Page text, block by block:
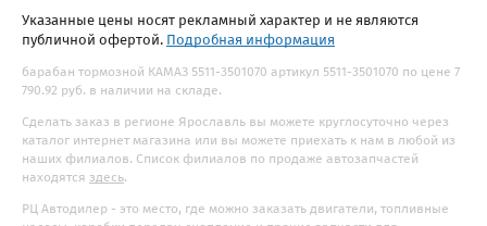
Указанные цены носят рекламный характер и не являются
публичной офертой. Подробная информация
барабан тормозной КАМАЗ 5511-3501070 артикул 5511-3501070 по цене 7
790.92 руб. в наличии на складе.
Сделать заказ в регионе Ярославль вы можете круглосуточно через
каталог интернет магазина или вы можете приехать к нам в любой из
наших филиалов. Список филиалов по продаже автозапчастей
находятся здесь.
РЦ Автодилер - это место, где можно заказать двигатели, топливные